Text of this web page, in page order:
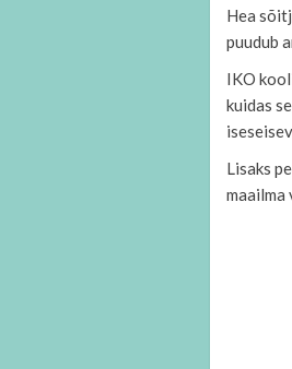
Hea
puudub
IKO
kuidas
Lisaks